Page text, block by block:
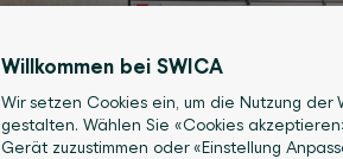
Willkommen bei SWICA
Wir setzen Cookies ein, um die Nutzung
gestalten. Wählen Sie «Cookies
Gerät zuzustimmen oder «Einstellung